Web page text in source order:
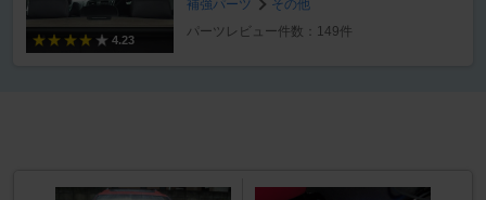
4.23
補強パーツ
その他
パーツレビュー件数：149件